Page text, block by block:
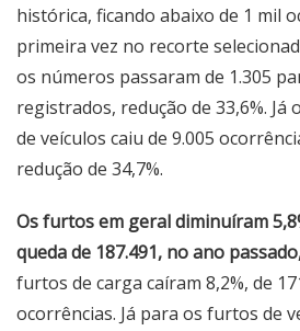
histórica, ficando abaixo de 1 mil
primeira vez no recorte
os números passaram de 1.305
registrados, redução de 33,6%.
de veículos caiu de 9.005
redução de 34,7%.
Os furtos em geral diminuíram
queda de 187.491, no ano
furtos de carga caíram 8,2%, de
ocorrências. Já para os furtos de